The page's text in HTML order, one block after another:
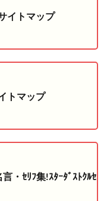
イトマップ
トマップ
・ｾﾘﾌ集!ｽﾀｰﾀﾞｽﾄｸﾙｾｲ